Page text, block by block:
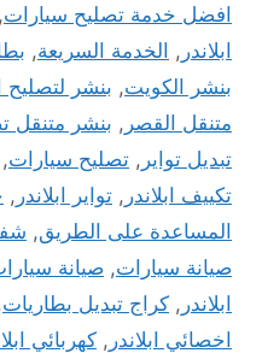
افضل خدمة تصليح سيارات,
ابلاندر , الخدمة السريعة,
بنشر الكويت, بنشر لتصليح
متنقل القصر , بنشر متنقل
تبديل تواير , تصليح سيارات,
تكييف ابلاندر , تواير ابلاندر ,
المساعدة على الطريق,
صيانة سيارات, صيانة
ابلاندر , كراج تبديل بطاريات,
اخصائي ابلاندر , كهربائي